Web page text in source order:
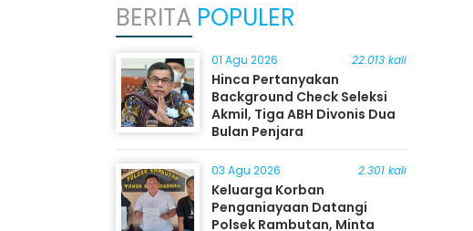
BERITA POPULER
01 Agu 2026 22.013 kali
Hinca Pertanyakan
Background Check Seleksi
Akmil, Tiga ABH Divonis Dua
Bulan Penjara
03 Agu 2026 2.301 kali
Keluarga Korban
Penganiayaan Datangi
Polsek Rambutan, Minta